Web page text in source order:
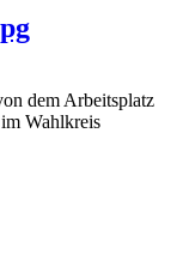
dem Arbeitsplatz
Wahlkreis